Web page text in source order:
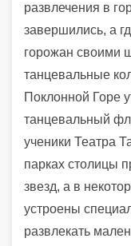
развлечения в
завершились, а
горожан своими
танцевальные
Поклонной Горе
танцевальный
ученики Театра
парках столицы
звезд, а в
устроены
развлекать